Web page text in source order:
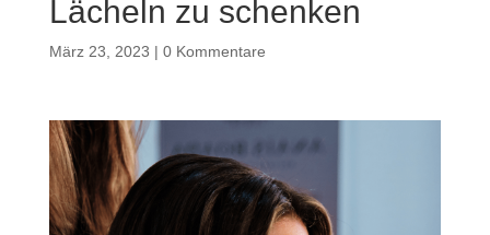
Lächeln zu schenken
März 23, 2023 | 0 Kommentare